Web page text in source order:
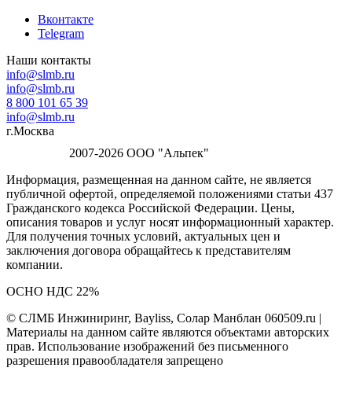
Вконтакте
Telegram
Наши контакты
info@slmb.ru
info@slmb.ru
8 800 101 65 39
info@slmb.ru
г.Москва
2007-2026 ООО "Альпек"
Информация, размещенная на данном сайте, не является
публичной офертой, определяемой положениями статьи 437
Гражданского кодекса Российской Федерации. Цены,
описания товаров и услуг носят информационный характер.
Для получения точных условий, актуальных цен и
заключения договора обращайтесь к представителям
компании.
ОСНО НДС 22%
© СЛМБ Инжиниринг, Bayliss, Солар Манблан 060509.ru |
Материалы на данном сайте являются объектами авторских
прав. Использование изображений без письменного
разрешения правообладателя запрещено